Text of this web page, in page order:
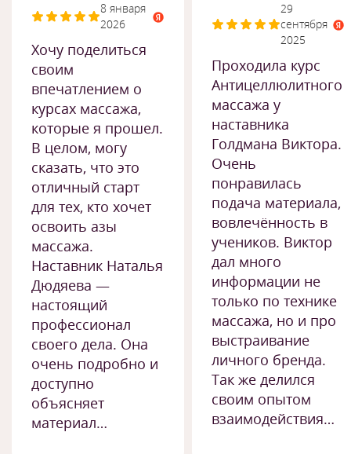
8 января
2026
Хочу поделиться
своим
впечатлением о
курсах массажа,
которые я прошел.
В целом, могу
сказать, что это
отличный старт
для тех, кто хочет
освоить азы
массажа.
Наставник Наталья
Дюдяева —
настоящий
профессионал
своего дела. Она
очень подробно и
доступно
объясняет
материал…
29
сентября
2025
Проходила курс
Антицеллюлитного
массажа у
наставника
Голдмана Виктора.
Очень
понравилась
подача материала,
вовлечённость в
учеников. Виктор
дал много
информации не
только по технике
массажа, но и про
выстраивание
личного бренда.
Так же делился
своим опытом
взаимодействия…